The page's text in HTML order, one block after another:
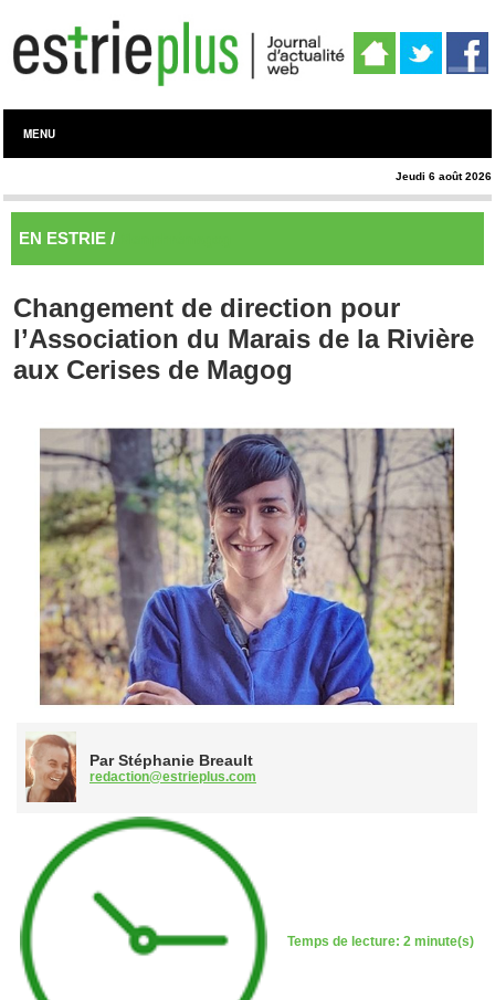
MENU
Jeudi 6 août 2026
EN ESTRIE /
Changement de direction pour
l’Association du Marais de la Rivière
aux Cerises de Magog
Par Stéphanie Breault
redaction@estrieplus.com
Temps de lecture: 2 minute(s)